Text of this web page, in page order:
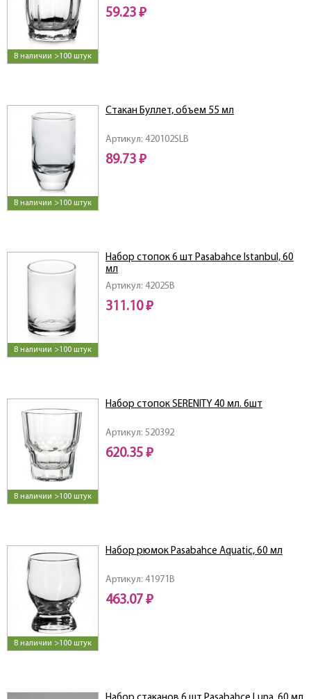
В наличии >100 штук
59.23 ₽
В наличии >100 штук
Артикул: 420102SLB
Стакан Буллет, объем 55 мл
89.73 ₽
В наличии >100 штук
Артикул: 42025B
Набор стопок 6 шт Pasabahce Istanbul, 60
мл
311.10 ₽
В наличии >100 штук
Артикул: 520392
Набор стопок SERENITY 40 мл. 6шт
620.35 ₽
В наличии >100 штук
Артикул: 41971B
Набор рюмок Pasabahce Aquatic, 60 мл
463.07 ₽